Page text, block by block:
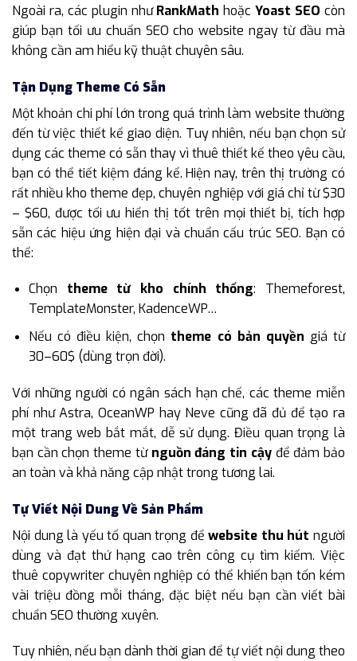
Ngoài ra, các plugin nhưRankMath hoặcYoast SEO còn
giúp bạn tối ưu chuẩn SEO cho website ngay từ đầu mà
không cần am hiểu kỹ thuật chuyên sâu.
Tận Dụng Theme Có Sẵn
Một khoản chi phí lớn trong quá trình làm website thường
đến từ việc thiết kế giao diện. Tuy nhiên, nếu bạn chọn sử
dụng các theme có sẵn thay vì thuê thiết kế theo yêu cầu,
bạn có thể tiết kiệm đáng kể. Hiện nay, trên thị trường có
rất nhiều kho theme đẹp, chuyên nghiệp với giá chỉ từ $30
– $60, được tối ưu hiển thị tốt trên mọi thiết bị, tích hợp
sẵn các hiệu ứng hiện đại và chuẩn cấu trúc SEO. Bạn có
thể:
Chọn theme từ kho chính thống: Themeforest,
TemplateMonster, KadenceWP…
Nếu có điều kiện, chọn theme có bản quyền giá từ
30–60$ (dùng trọn đời).
Với những người có ngân sách hạn chế, các theme miễn
phí như Astra, OceanWP hay Neve cũng đã đủ để tạo ra
một trang web bắt mắt, dễ sử dụng. Điều quan trọng là
bạn cần chọn theme từ nguồn đáng tin cậyđể đảm bảo
an toàn và khả năng cập nhật trong tương lai.
Tự Viết Nội Dung Về Sản Phẩm
Nội dung là yếu tố quan trọng đểwebsite thu hút người
dùng và đạt thứ hạng cao trên công cụ tìm kiếm. Việc
thuê copywriter chuyên nghiệp có thể khiến bạn tốn kém
vài triệu đồng mỗi tháng, đặc biệt nếu bạn cần viết bài
chuẩn SEO thường xuyên.
Tuy nhiên, nếu bạn dành thời gian để tự viết nội dung theo